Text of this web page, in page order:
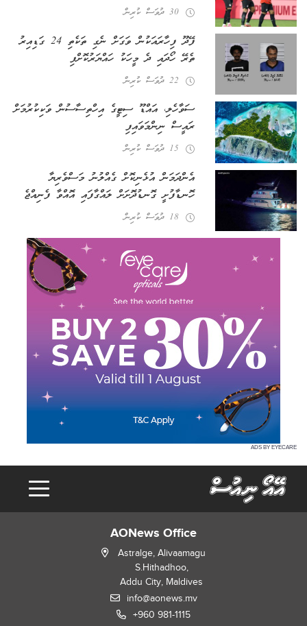
30 ދުވަސް ކުރިން
ފޭދޫ ފިހާރައަކުން ވަގަށް ނެގި ތަކެތި 24 ގަޑިއިރު
ތެރޭ ހޯދައި ދެ މީހަކު ހައްޔަރުކޮށްފި
22 ދުވަސް ކުރިން
ސަވާހެލި، އައްޑޫ ސިޓީގެ އިހްތިސާސުން ވަކިކުރުމަށް
ރައީސް ނިންމަވައިފި
15 ދުވަސް ކުރިން
އެންދަމަން އުޅެނިކޮށް ގެއްލުނު މަސްވެރިޔާ
ހޮނޑާފުށީ ގޮނޑުދޮށަށް ލައްގާފައި އޮއްވާ ފެނިއްޖެ
18 ދުވަސް ކުރިން
ADS BY EYECARE
AONews Office
Astralge, Alivaamagu
S.Hithadhoo,
Addu City, Maldives
info@aonews.mv
+960 981-1115